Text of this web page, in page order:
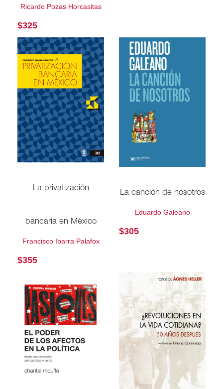
Ricardo Pozas Horcasitas
$325
La privatización
bancaria en México
Francisco Ibarra Palafox
$355
La canción de nosotros
Eduardo Galeano
$305